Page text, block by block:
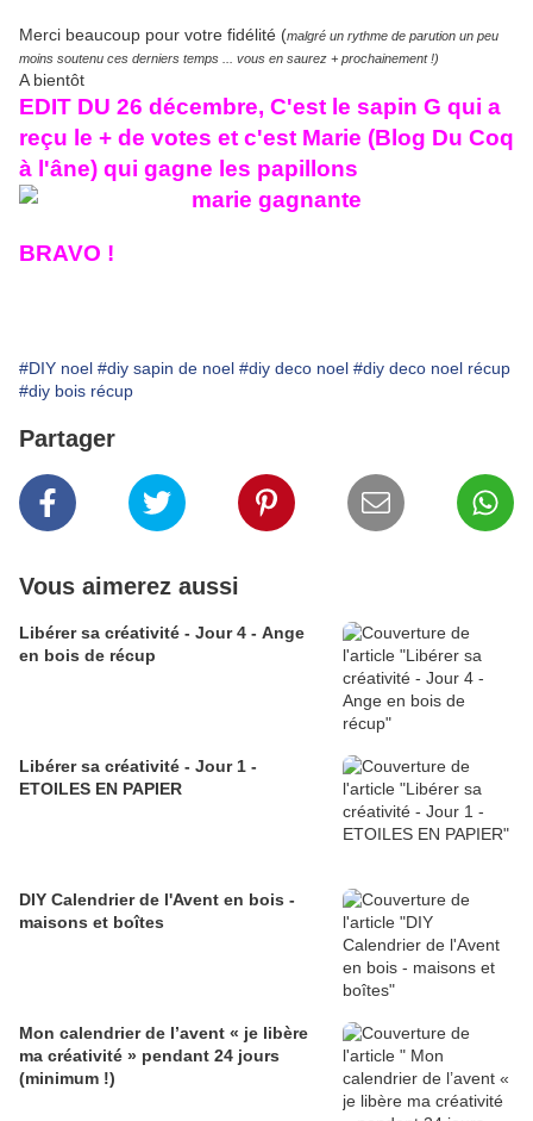
Merci beaucoup pour votre fidélité (malgré un rythme de parution un peu
moins soutenu ces derniers temps ... vous en saurez + prochainement !)
A bientôt
EDIT DU 26 décembre, C'est le sapin G qui a
reçu le + de votes et c'est Marie (Blog Du Coq
à l'âne) qui gagne les papillons
BRAVO !
#DIY noel #diy sapin de noel #diy deco noel #diy deco noel récup
#diy bois récup
Partager
Vous aimerez aussi
Libérer sa créativité - Jour 4 - Ange
en bois de récup
Libérer sa créativité - Jour 1 -
ETOILES EN PAPIER
DIY Calendrier de l'Avent en bois -
maisons et boîtes
Mon calendrier de l’avent « je libère
ma créativité » pendant 24 jours
(minimum !)